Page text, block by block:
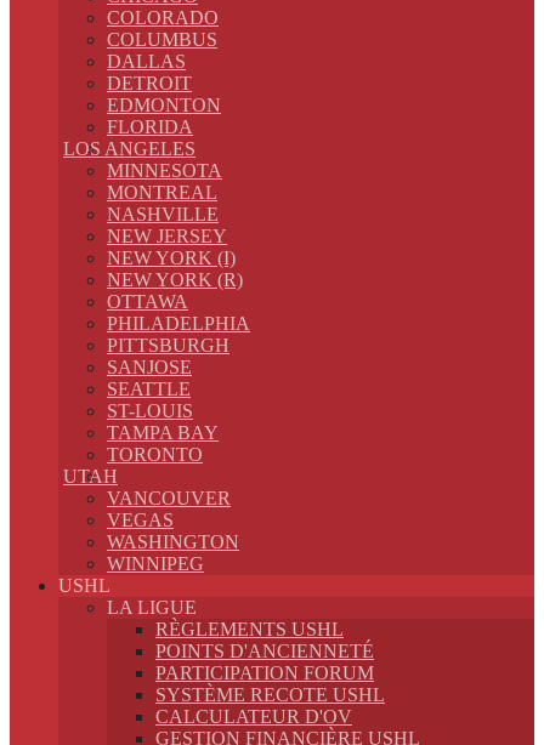
COLORADO
COLUMBUS
DALLAS
DETROIT
EDMONTON
FLORIDA
LOS ANGELES
MINNESOTA
MONTREAL
NASHVILLE
NEW JERSEY
NEW YORK (I)
NEW YORK (R)
OTTAWA
PHILADELPHIA
PITTSBURGH
SANJOSE
SEATTLE
ST-LOUIS
TAMPA BAY
TORONTO
UTAH
VANCOUVER
VEGAS
WASHINGTON
WINNIPEG
USHL
LA LIGUE
RÈGLEMENTS USHL
POINTS D'ANCIENNETÉ
PARTICIPATION FORUM
SYSTÈME RECOTE USHL
CALCULATEUR D'OV
GESTION FINANCIÈRE USHL